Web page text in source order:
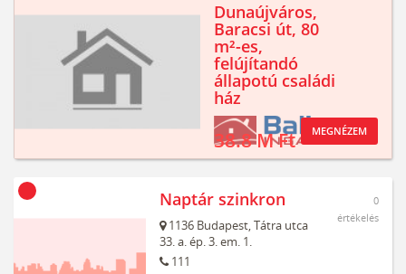
Dunaújváros,
Baracsi út, 80
m²-es,
felújítandó
állapotú családi
ház
38.8 M Ft MEGNÉZEM
Naptár szinkron
1136 Budapest,Tátra utca
33. a. ép. 3. em. 1.
111
0
értékelés